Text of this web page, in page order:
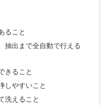
ること
出まで全自動で行える
きること
しやすいこと
洗えること